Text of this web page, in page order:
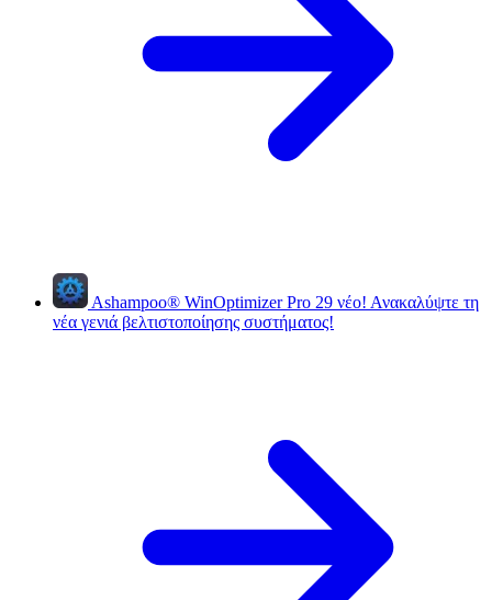
Ashampoo® WinOptimizer Pro 29 νέο! Ανακαλύψτε τη
νέα γενιά βελτιστοποίησης συστήματος!